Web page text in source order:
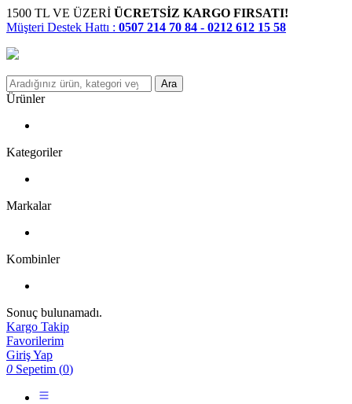
1500 TL VE ÜZERİ ÜCRETSİZ KARGO FIRSATI!
Müşteri Destek Hattı : 0507 214 70 84 - 0212 612 15 58
Ara
Ürünler
Kategoriler
Markalar
Kombinler
Sonuç bulunamadı.
Kargo Takip
Favorilerim
Giriş Yap
0 Sepetim (0)